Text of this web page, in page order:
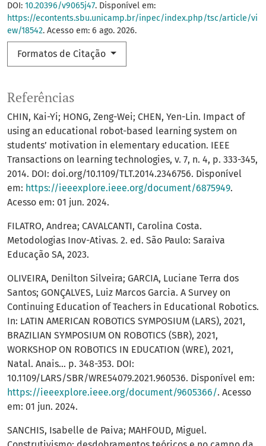
DOI: 10.20396/v9065j47. Disponível em:
https://econtents.sbu.unicamp.br/inpec/index.php/tsc/article/vi
ew/18542. Acesso em: 6 ago. 2026.
Formatos de Citação
Referências
CHIN, Kai-Yi; HONG, Zeng-Wei; CHEN, Yen-Lin. Impact of
using an educational robot-based learning system on
students’ motivation in elementary education. IEEE
Transactions on learning technologies, v. 7, n. 4, p. 333-345,
2014. DOI: doi.org/10.1109/TLT.2014.2346756. Disponível
em: https://ieeexplore.ieee.org/document/6875949.
Acesso em: 01 jun. 2024.
FILATRO, Andrea; CAVALCANTI, Carolina Costa.
Metodologias Inov-Ativas. 2. ed. São Paulo: Saraiva
Educação SA, 2023.
OLIVEIRA, Denilton Silveira; GARCIA, Luciane Terra dos
Santos; GONÇALVES, Luiz Marcos Garcia. A Survey on
Continuing Education of Teachers in Educational Robotics.
In: LATIN AMERICAN ROBOTICS SYMPOSIUM (LARS), 2021,
BRAZILIAN SYMPOSIUM ON ROBOTICS (SBR), 2021,
WORKSHOP ON ROBOTICS IN EDUCATION (WRE), 2021,
Natal. Anais… p. 348-353. DOI:
10.1109/LARS/SBR/WRE54079.2021.960536. Disponível em:
https://ieeexplore.ieee.org/document/9605366/. Acesso
em: 01 jun. 2024.
SANCHIS, Isabelle de Paiva; MAHFOUD, Miguel.